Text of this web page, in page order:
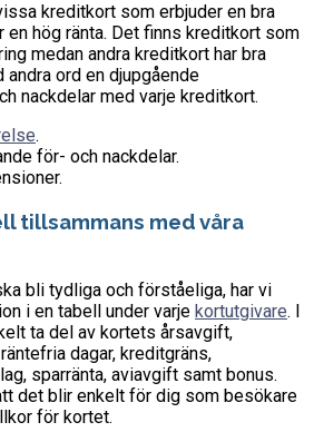
kreditkort som erbjuder en bra
en hög ränta. Det finns kreditkort som
medan andra kreditkort har bra
andra ord en djupgående
nackdelar med varje kreditkort.
.
för- och nackdelar.
tillsammans med våra
bli tydliga och förståeliga, har vi
i en tabell under varje kortutgivare. I
ta del av kortets årsavgift,
dagar, kreditgräns,
sparränta, aviavgift samt bonus.
det blir enkelt för dig som besökare
för kortet.